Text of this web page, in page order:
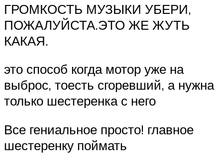
ГРОМКОСТЬ МУЗЫКИ УБЕРИ,
ПОЖАЛУЙСТА.ЭТО ЖЕ ЖУТЬ
КАКАЯ.
это способ когда мотор уже на
выброс, тоесть сгоревший, а нужна
только шестеренка с него
Все гениальное просто! главное
шестеренку поймать